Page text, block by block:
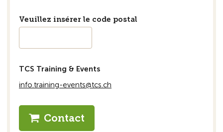
Veuillez insérer le code postal
TCS Training & Events
info.training-events@tcs.ch
Contact